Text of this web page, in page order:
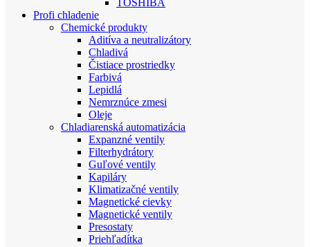
TOSHIBA
Profi chladenie
Chemické produkty
Aditíva a neutralizátory
Chladivá
Čistiace prostriedky
Farbivá
Lepidlá
Nemrznúce zmesi
Oleje
Chladiarenská automatizácia
Expanzné ventily
Filterhydrátory
Guľové ventily
Kapiláry
Klimatizačné ventily
Magnetické cievky
Magnetické ventily
Presostaty
Priehľadítka